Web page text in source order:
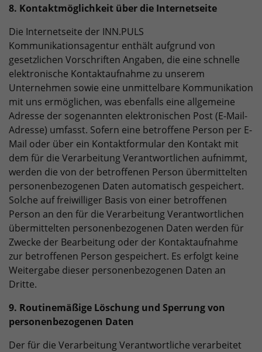
8. Kontaktmöglichkeit über die Internetseite
Die Internetseite der INN.PULS
Kommunikationsagentur enthält aufgrund von
gesetzlichen Vorschriften Angaben, die eine schnelle
elektronische Kontaktaufnahme zu unserem
Unternehmen sowie eine unmittelbare Kommunikation
mit uns ermöglichen, was ebenfalls eine allgemeine
Adresse der sogenannten elektronischen Post (E-Mail-
Adresse) umfasst. Sofern eine betroffene Person per E-
Mail oder über ein Kontaktformular den Kontakt mit
dem für die Verarbeitung Verantwortlichen aufnimmt,
werden die von der betroffenen Person übermittelten
personenbezogenen Daten automatisch gespeichert.
Solche auf freiwilliger Basis von einer betroffenen
Person an den für die Verarbeitung Verantwortlichen
übermittelten personenbezogenen Daten werden für
Zwecke der Bearbeitung oder der Kontaktaufnahme
zur betroffenen Person gespeichert. Es erfolgt keine
Weitergabe dieser personenbezogenen Daten an
Dritte.
9. Routinemäßige Löschung und Sperrung von
personenbezogenen Daten
Der für die Verarbeitung Verantwortliche verarbeitet